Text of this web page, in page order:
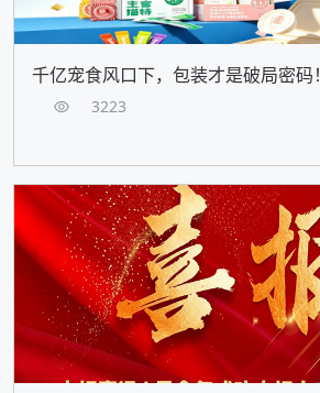
千亿宠食风口下，包装才是破局密码！
3223